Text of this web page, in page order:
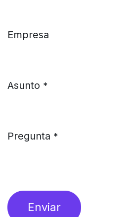
Empresa
Asunto *
Pregunta *
Enviar